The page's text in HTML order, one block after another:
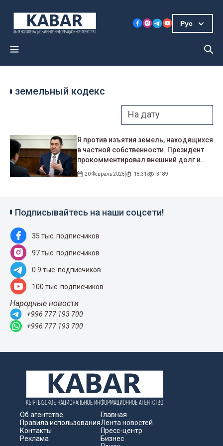
Рус
земельный кодекс
Я против изъятия земель, находящихся
в частной собственности. Президент
прокомментировал внешний долг и
земельный кодекс
20 Февраль 2025 18:31 3189
Подписывайтесь на наши соцсети!
35 тыс. подписчиков
97 тыс. подписчиков
0.9 тыс. подписчиков
100 тыс. подписчиков
Народные новости
+996 777 193 700
+996 777 193 700
Об агентстве
Правила использования
Контакты
Реклама
Главная
Лента новостей
Пресс-центр
Бизнес